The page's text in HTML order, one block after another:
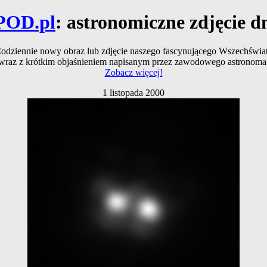
: astronomiczne zdjęcie
nowy obraz lub zdjęcie naszego fascynującego
z krótkim objaśnieniem napisanym przez zawodowego
Zobacz więcej!
1 listopada 2000